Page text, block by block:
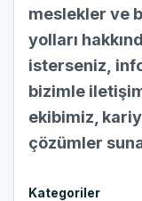
meslekler ve
yolları
isterseniz,
bizimle
ekibimiz,
çözümler
Kategoriler